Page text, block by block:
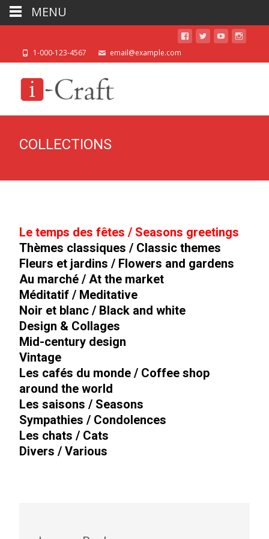
1-000-123-4567 email@example.com
COLLECTIONS
Le temps des fêtes / Seasons greetings
Thèmes classiques / Classic themes
Fleurs et jardins / Flowers and gardens
Au marché / At the market
Méditatif / Meditative
Noir et blanc / Black and white
Design & Collages
Mid-century design
Vintage
Les cafés du monde / Coffee shop
around the world
Les saisons / Seasons
Sympathies / Condolences
Les chats / Cats
Divers / Various
MENU